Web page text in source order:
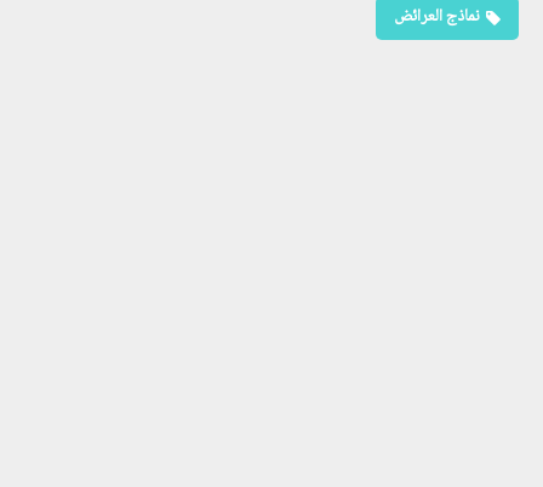
نماذج العرائض